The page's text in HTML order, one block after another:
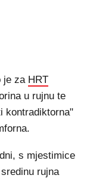
je za HRT
u rujnu te
kontradiktorna"
s mjestimice
rujna